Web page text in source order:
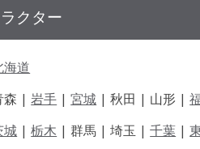
クター
海道
森 |岩手 |宮城 | 秋田 | 山形 |
城 |栃木 | 群馬 | 埼玉 |千葉 |